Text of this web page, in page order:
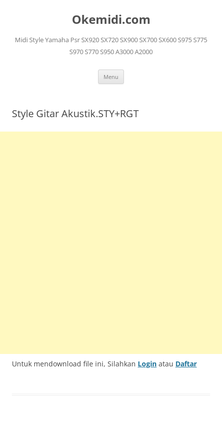
Okemidi.com
Midi Style Yamaha Psr SX920 SX720 SX900 SX700 SX600 S975 S775
S970 S770 S950 A3000 A2000
Menu
Style Gitar Akustik.STY+RGT
Untuk mendownload file ini, Silahkan Login atau Daftar